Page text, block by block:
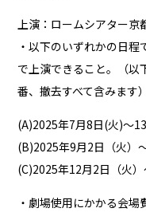
上演：ロームシアター京
・以下のいずれかの日
で上演できること。（以
番、撤去すべて含みます）
(A)2025年7月8日(火)～
(B)2025年9月2日（火）
(C)2025年12月2日（火）
・劇場使用にかかる会